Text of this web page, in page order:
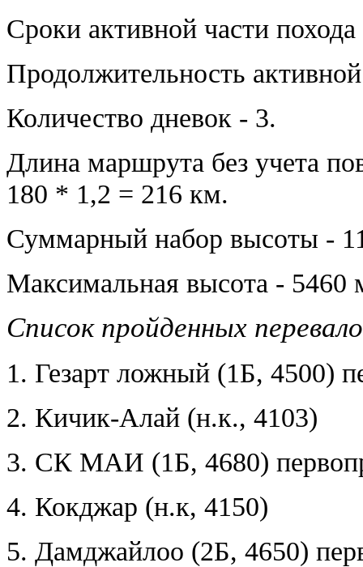
Сроки активной части
Продолжительность
Количество дневок - 3.
Длина маршрута без учета
180 * 1,2 = 216 км.
Суммарный набор высоты -
Максимальная высота - 5460
Список пройденных
1. Гезарт ложный (1Б, 4500)
2. Кичик-Алай (н.к., 4103)
3. СК МАИ (1Б, 4680)
4. Кокджар (н.к, 4150)
5. Дамджайлоо (2Б, 4650)